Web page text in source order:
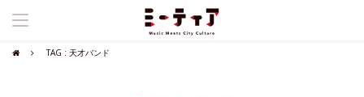
TAG : 天才バンド